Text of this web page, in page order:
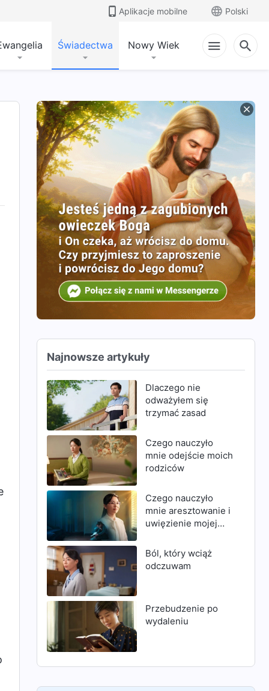
Aplikacje mobilne Polski
Świadectwa Nowy Wiek
Najnowsze artykuły
Dlaczego nie
odważyłem się
trzymać zasad
Czego nauczyło
mnie odejście moich
rodziców
Czego nauczyło
mnie aresztowanie i
uwięzienie mojej
Ból, który wciąż
odczuwam
Przebudzenie po
wydaleniu